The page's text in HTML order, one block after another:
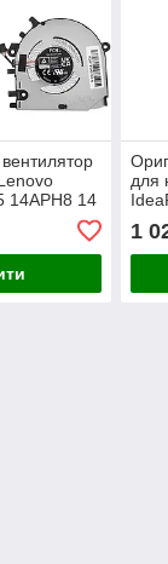
14APH8 14
для
1